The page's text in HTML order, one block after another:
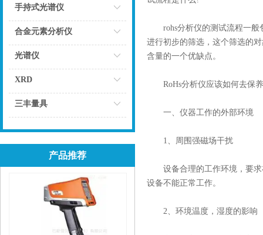
手持式光谱仪
合金元素分析仪
光谱仪
XRD
三丰量具
产品推荐
rohs分析仪的测试流程一般
进行初步的筛选，这个筛选的
含量的一个优缺点。
RoHs分析仪应该如何去保
一、仪器工作的外部环境
1、周围强磁场干扰
设备合理的工作环境，要求
设备不能正常工作。
2、环境温度，湿度的影响